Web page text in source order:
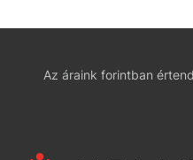
Az áraink forintban